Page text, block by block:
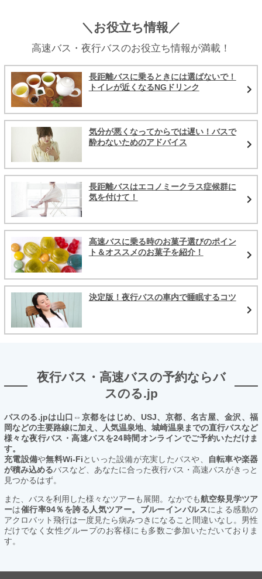
＼お役立ち情報／
高速バス・夜行バスのお役立ち情報が満載！
長距離バスに乗るときには選ばないで！
トイレが近くなるNGドリンク
気分が悪くなってからでは遅い！バスで
酔わないためのアドバイス
長距離バスはエコノミークラス症候群に
気を付けて！
高速バスに乗る時のお菓子選びのポイン
ト＆オススメのお菓子を紹介！
決定版！夜行バスの車内で睡眠するコツ
夜行バス・高速バスの予約ならバ
スのる.jp
バスのる.jpは山口⇔京都をはじめ、USJ、京都、名古屋、金沢、福
岡などの主要路線に加え、人気温泉地、城崎温泉までの直行バスなど
様々な夜行バス・高速バスを24時間オンラインでご予約いただけま
す。
充電設備や無料Wi-Fiといった設備が充実したバスや、
自転車や楽器
が積み込めるバスなど、あなたに合った夜行バス・高速バスがきっと
見つかるはず。
また、バスを利用した様々なツアーも展開。なかでも航空祭見学ツア
ーは催行率94％を誇る人気ツアー。ブルーインパルスによる感動の
アクロバット飛行は一度見たら病みつきになること間違いなし。男性
だけでなく女性グループのお客様にも多数ご参加いただいておりま
す。